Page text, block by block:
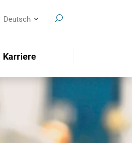
Deutsch
SEARCH
Karriere